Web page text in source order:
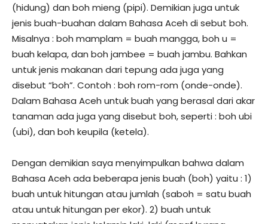
(hidung) dan boh mieng (pipi). Demikian juga untuk
jenis buah-buahan dalam Bahasa Aceh di sebut boh.
Misalnya : boh mamplam = buah mangga, boh u =
buah kelapa, dan boh jambee = buah jambu. Bahkan
untuk jenis makanan dari tepung ada juga yang
disebut “boh”. Contoh : boh rom-rom (onde-onde).
Dalam Bahasa Aceh untuk buah yang berasal dari akar
tanaman ada juga yang disebut boh, seperti : boh ubi
(ubi), dan boh keupila (ketela).
Dengan demikian saya menyimpulkan bahwa dalam
Bahasa Aceh ada beberapa jenis buah (boh) yaitu : 1)
buah untuk hitungan atau jumlah (saboh = satu buah
atau untuk hitungan per ekor). 2) buah untuk